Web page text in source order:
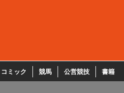
コミック 競馬 公営競技 書籍